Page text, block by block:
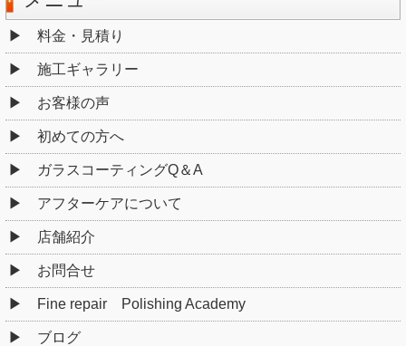
料金・見積り
施工ギャラリー
お客様の声
初めての方へ
ガラスコーティングQ＆A
アフターケアについて
店舗紹介
お問合せ
Fine repair Polishing Academy
ブログ